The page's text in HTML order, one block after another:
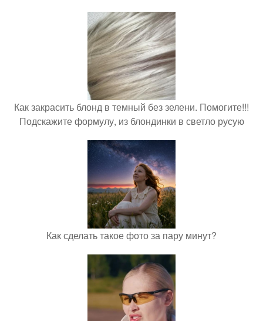
Как закрасить блонд в темный без зелени. Помогите!!!
Подскажите формулу, из блондинки в светло русую
Как сделать такое фото за пару минут?